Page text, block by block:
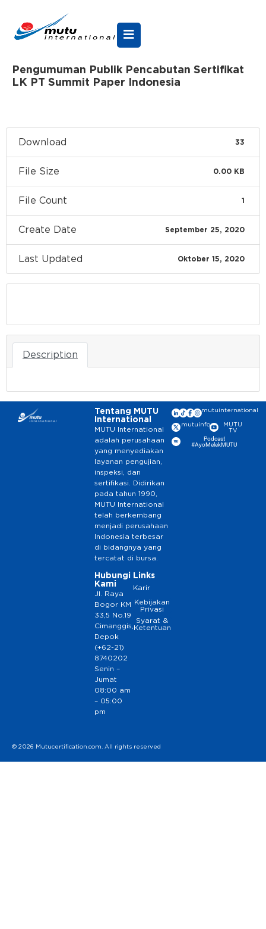
Pengumuman Publik Pencabutan Sertifikat
LK PT Summit Paper Indonesia
Download 33
File Size 0.00 KB
File Count 1
Create Date September 25, 2020
Last Updated Oktober 15, 2020
Description
Tentang MUTU
International
MUTU International
adalah perusahaan
yang menyediakan
layanan pengujian,
inspeksi, dan
sertifikasi. Didirikan
pada tahun 1990,
MUTU International
telah berkembang
menjadi perusahaan
Indonesia terbesar
di bidangnya yang
tercatat di bursa.
Hubungi
Kami
Jl. Raya
Bogor KM
33,5 No.19
Cimanggis,
Depok
(+62-21)
8740202
Senin –
Jumat
08:00 am
– 05:00
pm
Links
Karir
Kebijakan
Privasi
Syarat &
Ketentuan
mutuinternational
mutuinfo
MUTU
TV
Podcast
#AyoMelekMUTU
© 2026 Mutucertification.com. All rights reserved